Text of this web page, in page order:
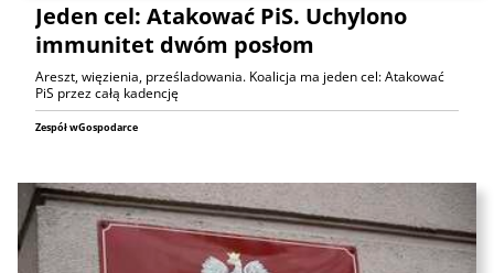
Jeden cel: Atakować PiS. Uchylono
immunitet dwóm posłom
Areszt, więzienia, prześladowania. Koalicja ma jeden cel: Atakować
PiS przez całą kadencję
Zespół wGospodarce